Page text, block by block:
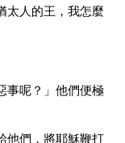
太人的王，我怎麼
事呢？」他們便極
他們，將耶穌鞭打